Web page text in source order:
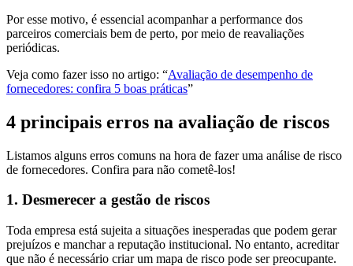
Por esse motivo, é essencial acompanhar a performance dos
parceiros comerciais bem de perto, por meio de reavaliações
periódicas.
Veja como fazer isso no artigo: “Avaliação de desempenho de
fornecedores: confira 5 boas práticas”
4 principais erros na avaliação de riscos
Listamos alguns erros comuns na hora de fazer uma análise de risco
de fornecedores. Confira para não cometê-los!
1. Desmerecer a gestão de riscos
Toda empresa está sujeita a situações inesperadas que podem gerar
prejuízos e manchar a reputação institucional. No entanto, acreditar
que não é necessário criar um mapa de risco pode ser preocupante.